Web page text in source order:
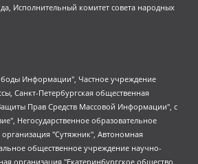
Исполнительный комитет совета народных
Роман Александрович, Дудь Юрий Александрович, Елкин Сергей Владимирович, Кругликов Кирилл Игоревич, Сабунаева Мария Леонидовна, Семенов Алексей Владимирович, Шаинян Карен Багратович, Шульман Екатерина Михайловна, Асафьев Артур Валерьевич, Вахштайн Виктор Семенович, Венедиктов Алексей Алексеевич, Лушникова Екатерина Евгеньевна, Волков Леонид Михайлович, Невзоров Александр Глебович, Пархоменко Сергей Борисович, Сироткин Ярослав Николаевич, Кара-Мурза Владимир Владимирович, Баранова Наталья Владимировна, Гозман Леонид Яковлевич, Кагарлицкий Борис Юльевич, Климарев Михаил Валерьевич, Милов Владимир Станиславович, Автономная некоммерческая организация Краснодарский центр современного искусства "Типография", Моргенштерн Алишер Тагирович, Соболь Любовь Эдуардовна, Общество с ограниченной ответственностью "ЛИЗА НОРМ", Каспаров Гарри Кимович, Ходорковский Михаил Борисович, Общество с ограниченной ответственностью "Апрельские тезисы", Данилович Ирина Брониславовна, Кашин Олег Владимирович, Петров Николай Владимирович, Пивоваров Алексей Владимирович, Соколов Михаил Владимирович, Цветкова Юлия Владимировна, Чичваркин Евгений Александрович, Комитет против пыток/Команда против пыток, Общество с ограниченной ответственностью "Первый научный", Общество с ограниченной ответственностью "Вертолет и ко", Белоцерковская Вероника Борисовна, Кац Максим Евгеньевич, Лазарева Татьяна Юрьевна, Шаведдинов Руслан Табризович, Яшин Илья Валерьевич, Общество с ограниченной ответственностью "Иноагент ААВ", Алешковский Дмитрий Петрович, Альбац Евгения Марковна, Быков Дмитрий Львович, Галямина Юлия Евгеньевна, Лойко Сергей Леонидович, Мартынов Кирилл Константинович, Медведев Сергей Александрович, Крашенинников Федор Геннадиевич, Гордеева Катерина Вл